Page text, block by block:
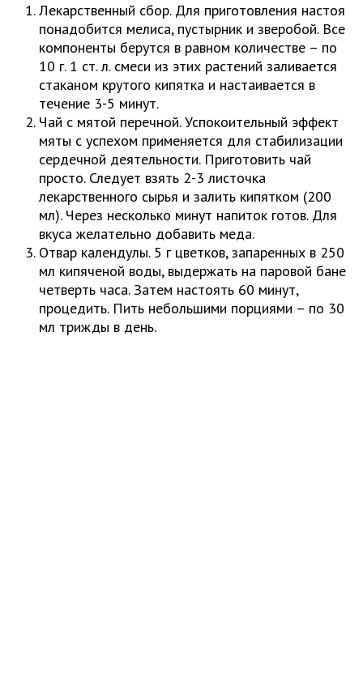
Лекарственный сбор. Для приготовления настоя
понадобится мелиса, пустырник и зверобой. Все
компоненты берутся в равном количестве – по
10 г. 1 ст. л. смеси из этих растений заливается
стаканом крутого кипятка и настаивается в
течение 3-5 минут.
Чай с мятой перечной. Успокоительный эффект
мяты с успехом применяется для стабилизации
сердечной деятельности. Приготовить чай
просто. Следует взять 2-3 листочка
лекарственного сырья и залить кипятком (200
мл). Через несколько минут напиток готов. Для
вкуса желательно добавить меда.
Отвар календулы. 5 г цветков, запаренных в 250
мл кипяченой воды, выдержать на паровой бане
четверть часа. Затем настоять 60 минут,
процедить. Пить небольшими порциями – по 30
мл трижды в день.